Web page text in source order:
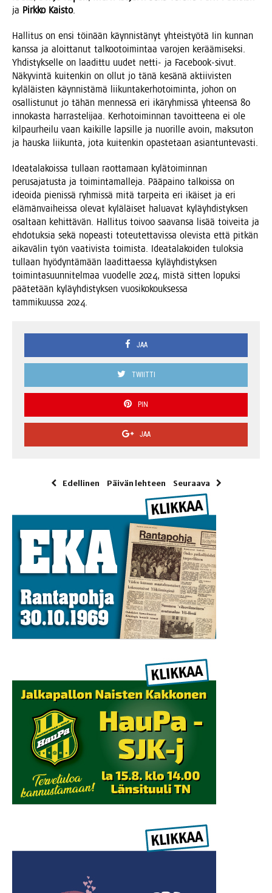
ja Pirk­ko Kais­to.
Hal­li­tus on ensi töi­nään käyn­nis­tä­nyt yhteis­työ­tä Iin kun­nan
kans­sa ja aloit­ta­nut tal­koo­toi­min­taa varo­jen kerää­mi­sek­si.
Yhdis­tyk­sel­le on laa­dit­tu uudet net­ti- ja Face­book-sivut.
Näky­vin­tä kui­ten­kin on ollut jo tänä kesä­nä aktii­vis­ten
kylä­läis­ten käyn­nis­tä­mä lii­kun­ta­ker­ho­toi­min­ta, johon on
osal­lis­tu­nut jo tähän men­nes­sä eri ikä­ryh­mis­sä yhteen­sä 80
inno­kas­ta har­ras­te­li­jaa. Ker­ho­toi­min­nan tavoit­tee­na ei ole
kil­paur­hei­lu vaan kai­kil­le lap­sil­le ja nuo­ril­le avoin, mak­su­ton
ja haus­ka lii­kun­ta, jota kui­ten­kin opas­te­taan asiantuntevasti.
Idea­ta­la­kois­sa tul­laan raot­ta­maan kylä­toi­min­nan
perus­a­ja­tus­ta ja toi­min­ta­mal­le­ja. Pää­pai­no tal­kois­sa on
ideoi­da pie­nis­sä ryh­mis­sä mitä tar­pei­ta eri ikäi­set ja eri
elä­män­vai­heis­sa ole­vat kylä­läi­set halua­vat kyläyh­dis­tyk­sen
osal­taan kehit­tä­vän. Hal­li­tus toi­voo saa­van­sa lisää toi­vei­ta ja
ehdo­tuk­sia sekä nopeas­ti toteu­tet­ta­vis­sa ole­vis­ta että pit­kän
aika­vä­lin työn vaa­ti­vis­ta toi­mis­ta. Idea­ta­la­koi­den tulok­sia
tul­laan hyö­dyn­tä­mään laa­dit­taes­sa kyläyh­dis­tyk­sen
toi­min­ta­suun­ni­tel­maa vuo­del­le 2024, mis­tä sit­ten lopuk­si
pää­te­tään kyläyh­dis­tyk­sen vuo­si­ko­kouk­ses­sa
tam­mi­kuus­sa 2024.
JAA
TWIITTI
PIN
JAA
Edellinen Päivän lehteen Seuraava